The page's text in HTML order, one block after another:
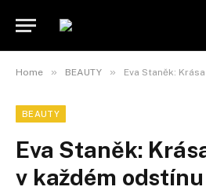
Home » BEAUTY » Eva Staněk:
BEAUTY
Eva Staněk:
v každém odstínu